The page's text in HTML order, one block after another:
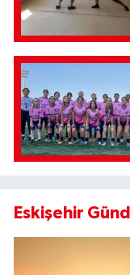
Eskişehir